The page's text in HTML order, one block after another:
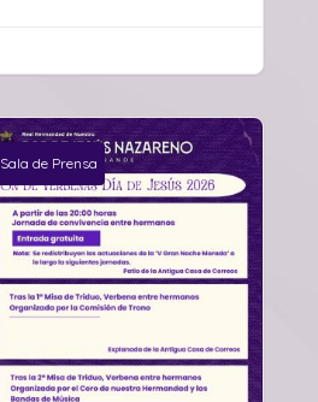
Sala de Prensa